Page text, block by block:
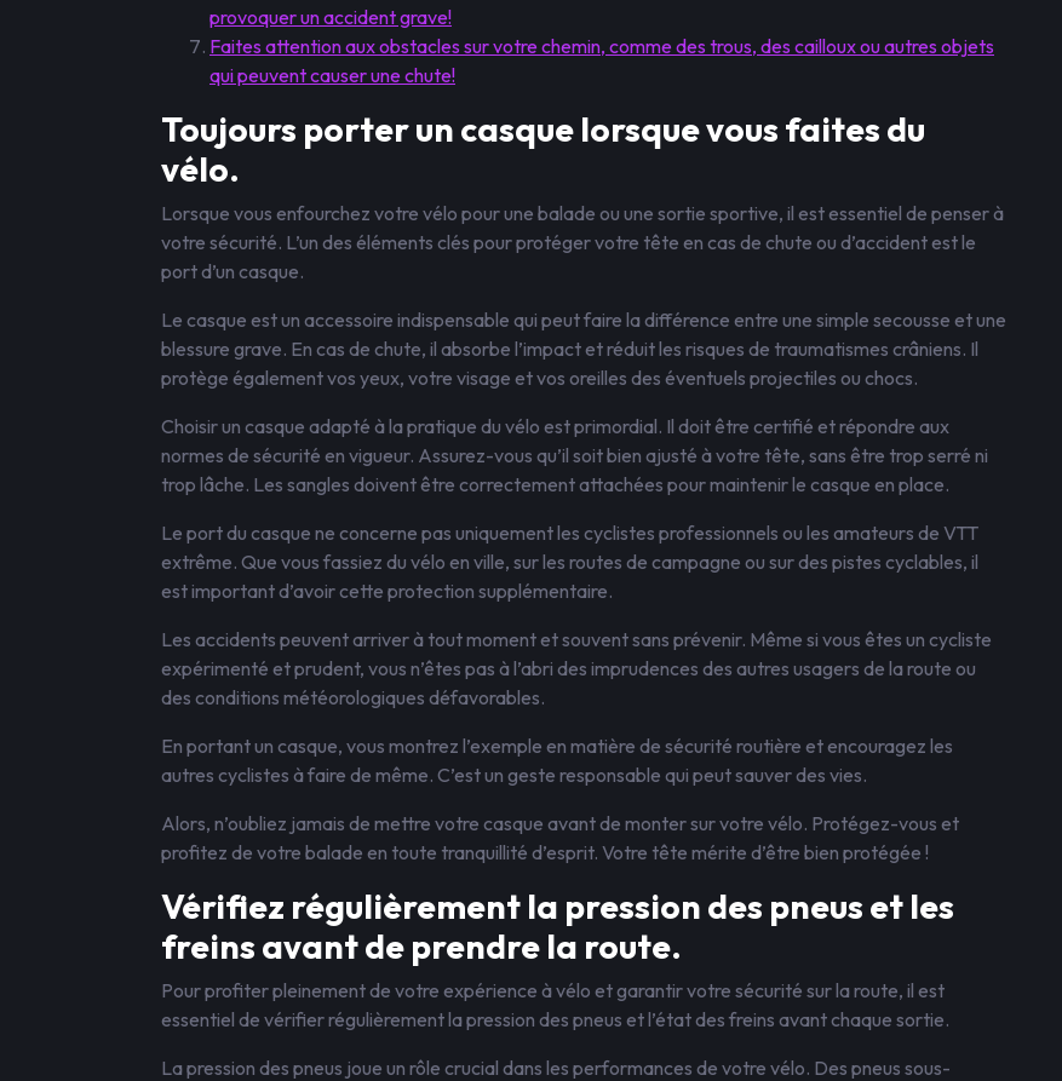
provoquer un accident grave!
Faites attention aux obstacles sur votre chemin, comme des trous, des cailloux ou autres objets
qui peuvent causer une chute!
Toujours porter un casque lorsque vous faites du
vélo.
Lorsque vous enfourchez votre vélo pour une balade ou une sortie sportive, il est essentiel de penser à
votre sécurité. L’un des éléments clés pour protéger votre tête en cas de chute ou d’accident est le
port d’un casque.
Le casque est un accessoire indispensable qui peut faire la différence entre une simple secousse et une
blessure grave. En cas de chute, il absorbe l’impact et réduit les risques de traumatismes crâniens. Il
protège également vos yeux, votre visage et vos oreilles des éventuels projectiles ou chocs.
Choisir un casque adapté à la pratique du vélo est primordial. Il doit être certifié et répondre aux
normes de sécurité en vigueur. Assurez-vous qu’il soit bien ajusté à votre tête, sans être trop serré ni
trop lâche. Les sangles doivent être correctement attachées pour maintenir le casque en place.
Le port du casque ne concerne pas uniquement les cyclistes professionnels ou les amateurs de VTT
extrême. Que vous fassiez du vélo en ville, sur les routes de campagne ou sur des pistes cyclables, il
est important d’avoir cette protection supplémentaire.
Les accidents peuvent arriver à tout moment et souvent sans prévenir. Même si vous êtes un cycliste
expérimenté et prudent, vous n’êtes pas à l’abri des imprudences des autres usagers de la route ou
des conditions météorologiques défavorables.
En portant un casque, vous montrez l’exemple en matière de sécurité routière et encouragez les
autres cyclistes à faire de même. C’est un geste responsable qui peut sauver des vies.
Alors, n’oubliez jamais de mettre votre casque avant de monter sur votre vélo. Protégez-vous et
profitez de votre balade en toute tranquillité d’esprit. Votre tête mérite d’être bien protégée !
Vérifiez régulièrement la pression des pneus et les
freins avant de prendre la route.
Pour profiter pleinement de votre expérience à vélo et garantir votre sécurité sur la route, il est
essentiel de vérifier régulièrement la pression des pneus et l’état des freins avant chaque sortie.
La pression des pneus joue un rôle crucial dans les performances de votre vélo. Des pneus sous-